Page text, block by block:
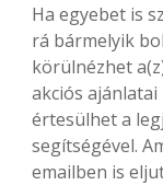
Ha egyebet is
rá bármelyik
körülnézhet
akciós
értesülhet a
segítségével.
emailben is